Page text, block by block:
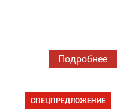
Подробнее
СПЕЦПРЕДЛОЖЕНИЕ